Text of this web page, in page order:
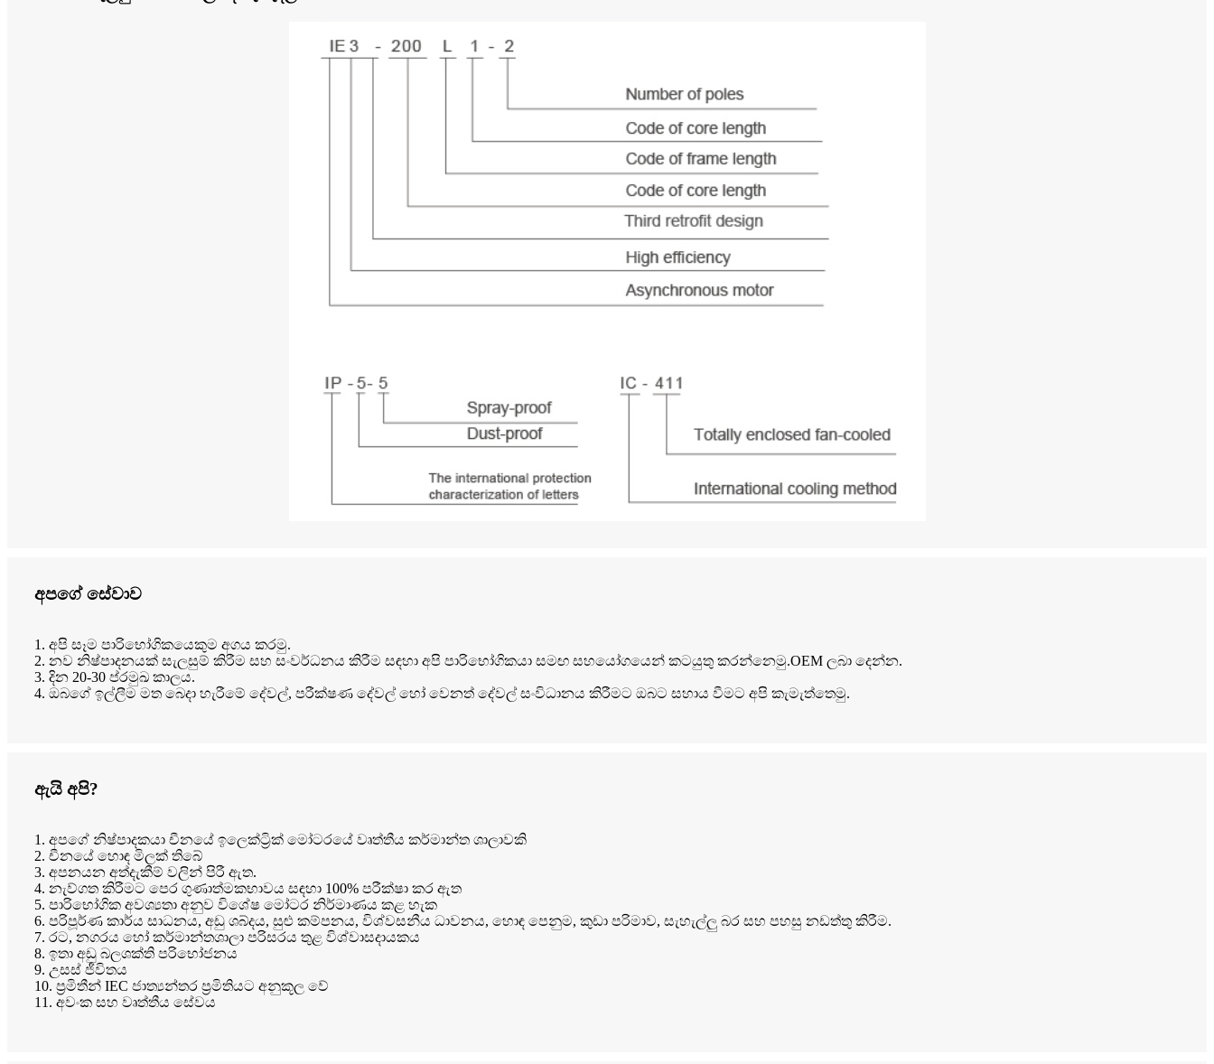
අපගේ සේවාව
1. අපි සෑම පාරිභෝගිකයෙකුම අගය කරමු.
2. නව නිෂ්පාදනයක් සැලසුම් කිරීම සහ සංවර්ධනය කිරීම සඳහා අපි පාරිභෝගිකයා සමඟ සහයෝගයෙන් කටයුතු කරන්නෙමු.OEM ලබා දෙන්න.
3. දින 20-30 ප්රමුඛ කාලය.
4. ඔබගේ ඉල්ලීම මත බෙදා හැරීමේ දේවල්, පරීක්ෂණ දේවල් හෝ වෙනත් දේවල් සංවිධානය කිරීමට ඔබට සහාය වීමට අපි කැමැත්තෙමු.
ඇයි අපි?
1. අපගේ නිෂ්පාදකයා චීනයේ ඉලෙක්ට්‍රික් මෝටරයේ වෘත්තීය කර්මාන්ත ශාලාවකි
2. චීනයේ හොඳ මිලක් තිබේ
3. අපනයන අත්දැකීම් වලින් පිරී ඇත.
4. නැව්ගත කිරීමට පෙර ගුණාත්මකභාවය සඳහා 100% පරීක්ෂා කර ඇත
5. පාරිභෝගික අවශ්‍යතා අනුව විශේෂ මෝටර නිර්මාණය කළ හැක
6. පරිපූර්ණ කාර්ය සාධනය, අඩු ශබ්දය, සුළු කම්පනය, විශ්වසනීය ධාවනය, හොඳ පෙනුම, කුඩා පරිමාව, සැහැල්ලු බර සහ පහසු නඩත්තු කිරීම.
7. රට, නගරය හෝ කර්මාන්තශාලා පරිසරය තුළ විශ්වාසදායකය
8. ඉතා අඩු බලශක්ති පරිභෝජනය
9. උසස් ජීවිතය
10. ප්‍රමිතීන් IEC ජාත්‍යන්තර ප්‍රමිතියට අනුකූල වේ
11. අවංක සහ වෘත්තීය සේවය